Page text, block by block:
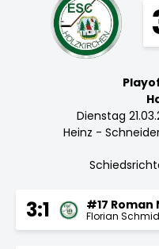
Dienstag
Heinz -
3:1 #17 Roman
Florian Schmid